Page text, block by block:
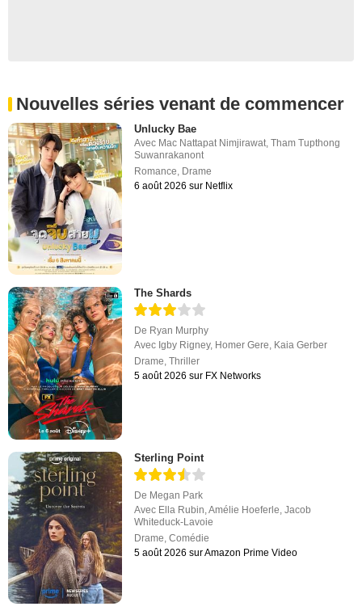
Nouvelles séries venant de commencer
Unlucky Bae
Avec Mac Nattapat Nimjirawat,Tham Tupthong
Suwanrakanont
Romance, Drame
6 août 2026 sur Netflix
The Shards
De Ryan Murphy
Avec Igby Rigney, Homer Gere, Kaia Gerber
Drame,Thriller
5 août 2026 sur FX Networks
Sterling Point
De Megan Park
Avec Ella Rubin ,Amélie Hoeferle ,Jacob
Whiteduck-Lavoie
Drame ,Comédie
5 août 2026 sur Amazon Prime Video